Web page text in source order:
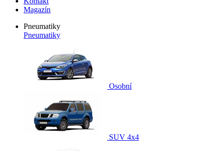
Magazín
Pneumatiky
Pneumatiky
Osobní
SUV 4x4